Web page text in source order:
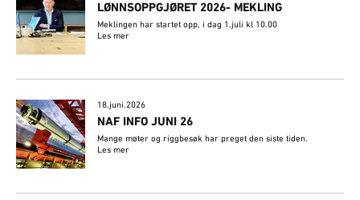
LØNNSOPPGJØRET 2026- MEKLING
Meklingen har startet opp, i dag 1.juli kl 10.00
Les mer
18.juni.2026
NAF INFO JUNI 26
Mange møter og riggbesøk har preget den siste tiden.
Les mer